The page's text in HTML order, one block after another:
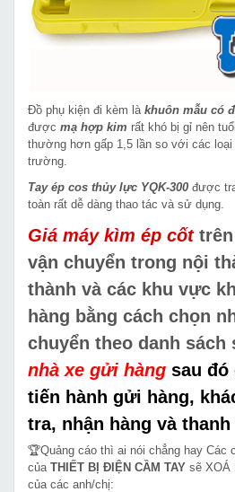
Đồ phụ kiện đi kèm là khuôn mẫu có
được mạ hợp kim rất khó bị gỉ nên
thường hơn gấp 1,5 lần so với các loại
trường.
Tay ép cos thủy lực YQK-300 được
toàn rất dễ dàng thao tác và sử dụng.
Giá máy kìm ép cốttrên
vận chuyển trong nội
thành và các khu vực
hàng bằng cách chọn
chuyển theo danh sách
nhà xe gửi hàng sau đó
tiến hành gửi hàng,
tra, nhận hàng và
🏆Quảng cáo thì ai nói chẳng hay Các
của THIẾT BỊ ĐIỆN CẦM TAY sẽ XOÁ
của các anh/chị: